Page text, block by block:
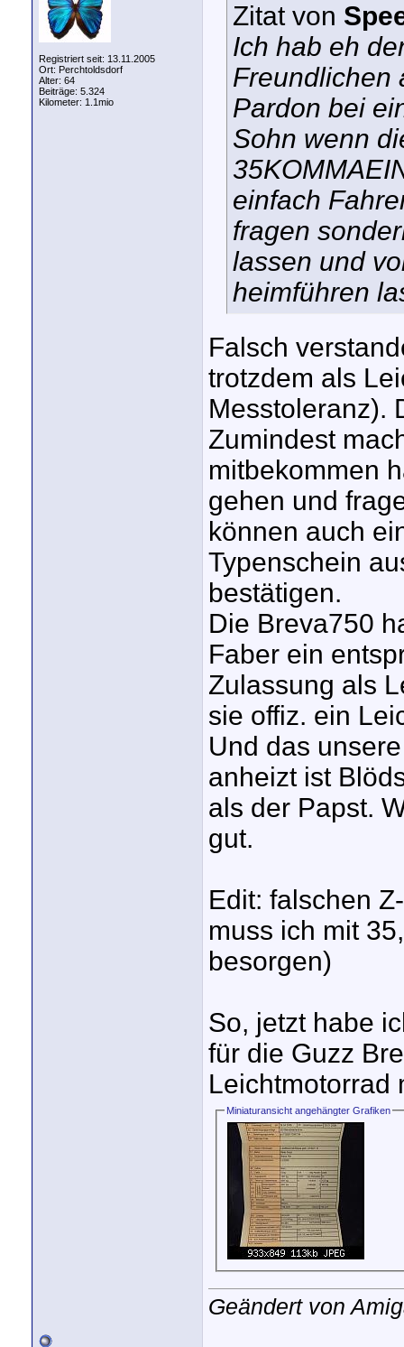
Registriert seit: 13.11.2005
Ort: Perchtoldsdorf
Alter: 64
Beiträge: 5.324
Kilometer: 1.1mio
Zitat von
Ich hab eh
Freundlichen
Pardon bei
Sohn wenn
einfach
fragen
lassen und
heimführen
Falsch
trotzdem als
Messtoleranz).
Zumindest
mitbekommen
gehen und
können auch
Typenschein
bestätigen.
Die Breva750
Faber ein
Zulassung als
sie offiz. ein
Und das
anheizt ist
als der Papst.
gut.
Edit: falschen
muss ich mit
besorgen)
So, jetzt habe
für die Guzz
Leichtmotorrad
Miniaturansicht angehängter Grafiken
Geändert von